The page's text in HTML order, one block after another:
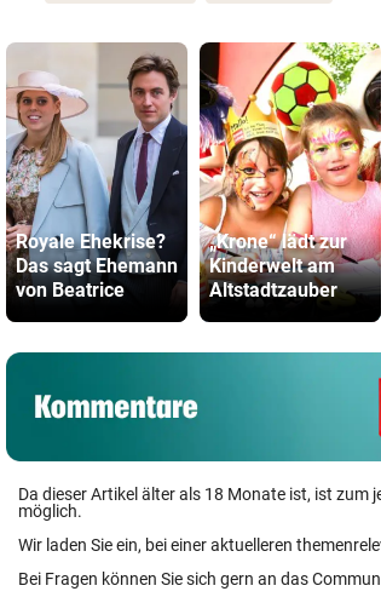
Royale Ehekrise?
Das sagt Ehemann
von Beatrice
„Krone“ lädt zur
Kinderwelt am
Altstadtzauber
Da dieser Artikel älter als 18 Monate ist, ist
möglich.
Wir laden Sie ein, bei einer aktuelleren
Bei Fragen können Sie sich gern an das